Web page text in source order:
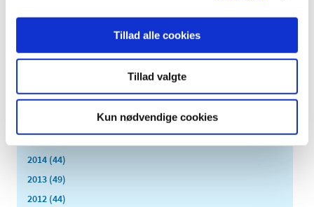
Tillad alle cookies
Tillad valgte
Kun nødvendige cookies
2019 (159)
2017 (167)
2014 (44)
2013 (49)
2012 (44)